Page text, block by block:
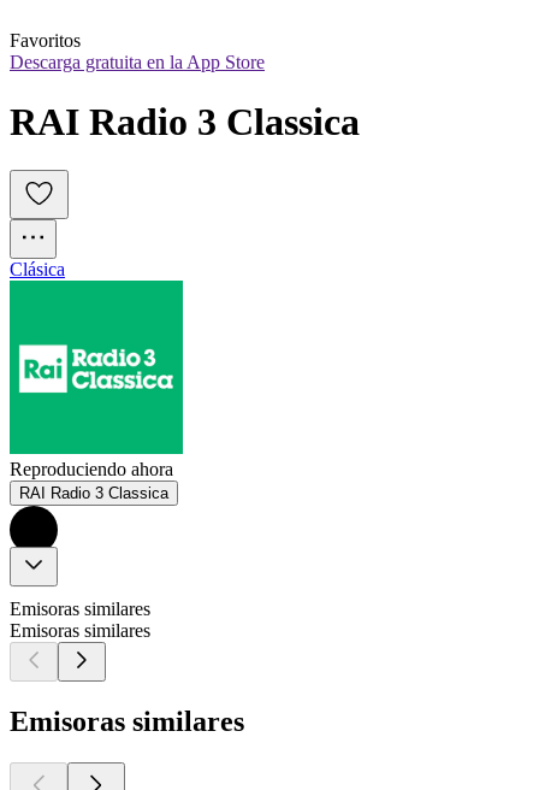
Favoritos
Descarga gratuita en la App Store
RAI Radio 3 Classica
Clásica
Reproduciendo ahora
RAI Radio 3 Classica
Emisoras similares
Emisoras similares
Emisoras similares